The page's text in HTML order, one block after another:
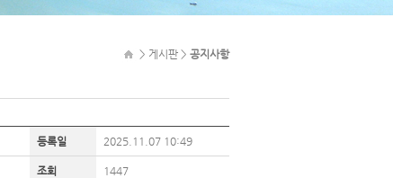
> 게시판 > 공지사항
등록일 2025.11.07 10:49
조회 1447